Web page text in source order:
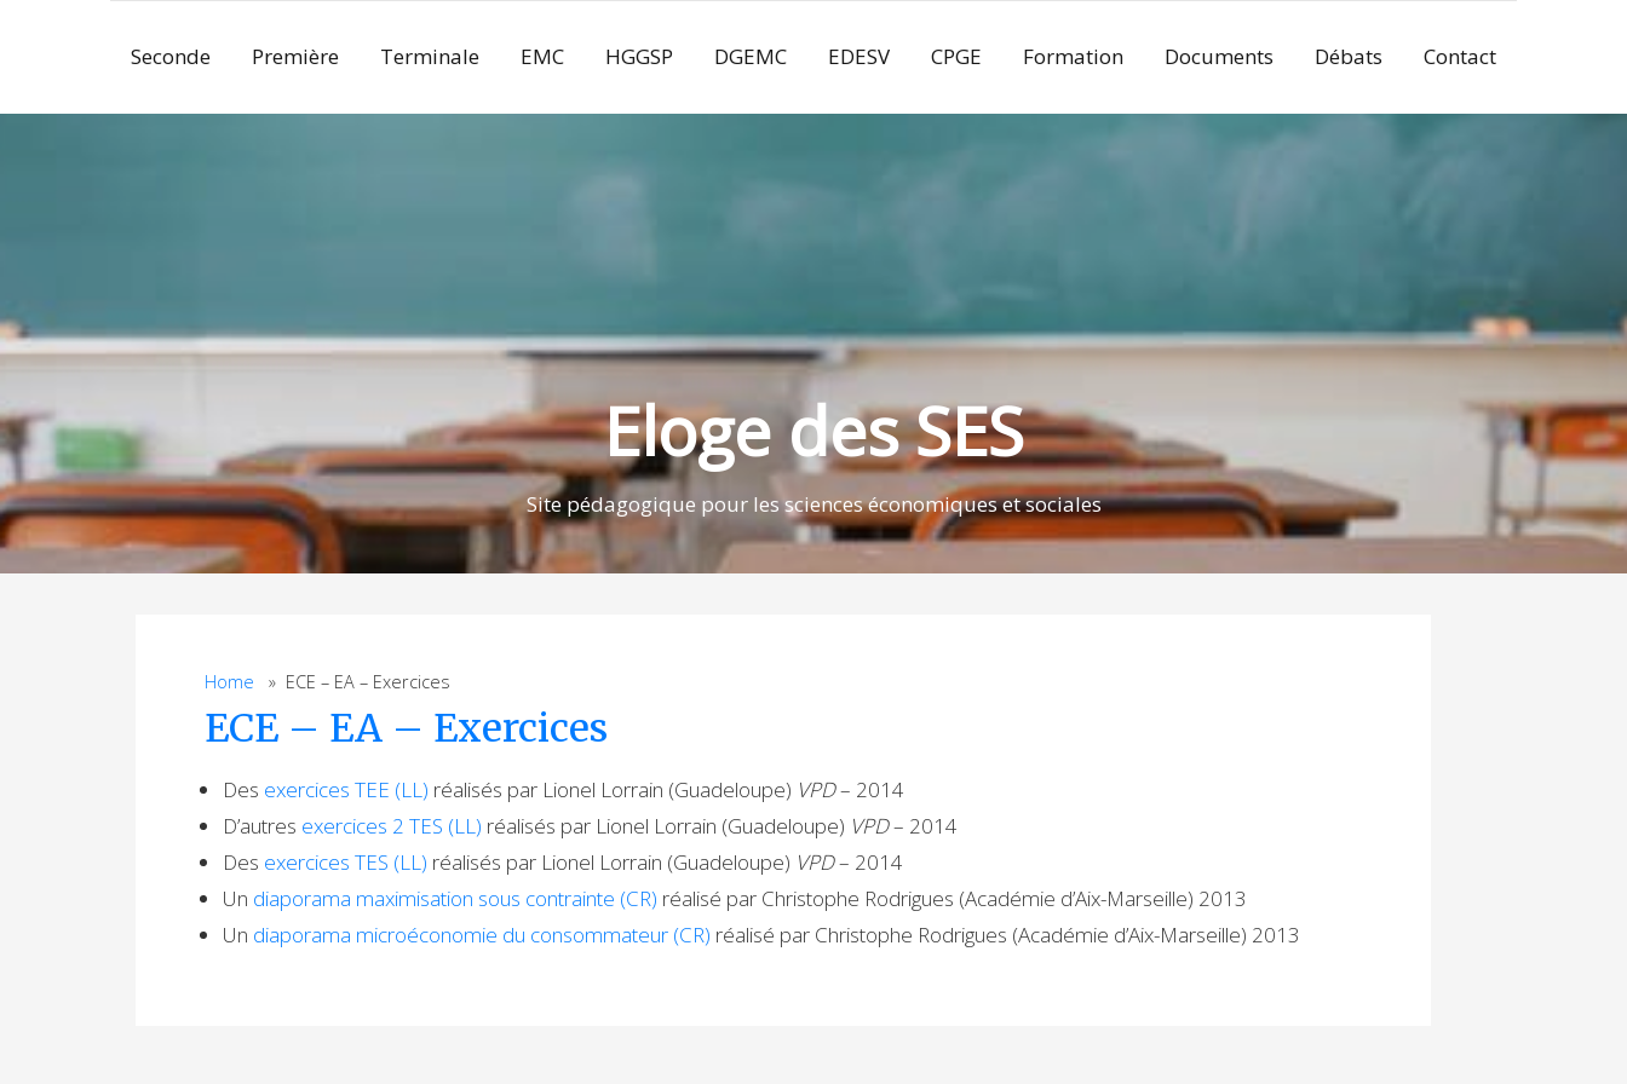
Seconde Première Terminale EMC HGGSP DGEMC EDESV CPGE Formation Documents Débats Contact
Eloge des SES
Site pédagogique pour les sciences économiques et sociales
Home » ECE – EA – Exercices
ECE – EA – Exercices
Des exercices TEE (LL) réalisés par Lionel Lorrain (Guadeloupe) VPD– 2014
D’autres exercices 2 TES (LL) réalisés par Lionel Lorrain (Guadeloupe) VPD– 2014
Des exercices TES (LL) réalisés par Lionel Lorrain (Guadeloupe) VPD– 2014
Un diaporama maximisation sous contrainte (CR) réalisé par Christophe Rodrigues (Académie d’Aix-Marseille) 2013
Un diaporama microéconomie du consommateur (CR) réalisé par Christophe Rodrigues (Académie d’Aix-Marseille) 2013